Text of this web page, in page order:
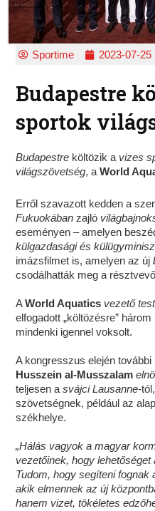
Sportime 2023-07-25
Budapestre
sportok
Budapestre költözik a vizes
világszövetség, aWorld
Erről szavazott kedden a
Fukuokábanzajló
eseményen – amelyen
külgazdasági és
imázsfilmet is, amelyen az új
csodálhatták meg a
AWorld Aquatics vezető
elfogadott „költözésre”
mindenki igennel voksolt.
A kongresszus elején
Husszein al-Musszalam
teljesen asvájci Lausanne-
szövetségnek, például az
székhelye.
„Hálás vagyok a magyar
vezetőinek, hogy
Tudom, hogy segíteni fognak
akik elmennek az új
hanem vizet, tökéletes